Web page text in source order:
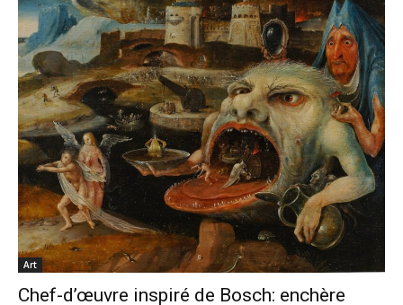
Art
Chef-d’œuvre inspiré de Bosch: enchère